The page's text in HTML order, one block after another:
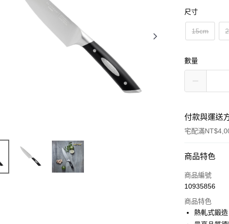
尺寸
15cm
數量
付款與運送
宅配滿
付款方式
信用卡一次付款
3 期 0 利
合作金庫商
商品特色
商品編號
10935856
商品特色
熱軋式鍛造